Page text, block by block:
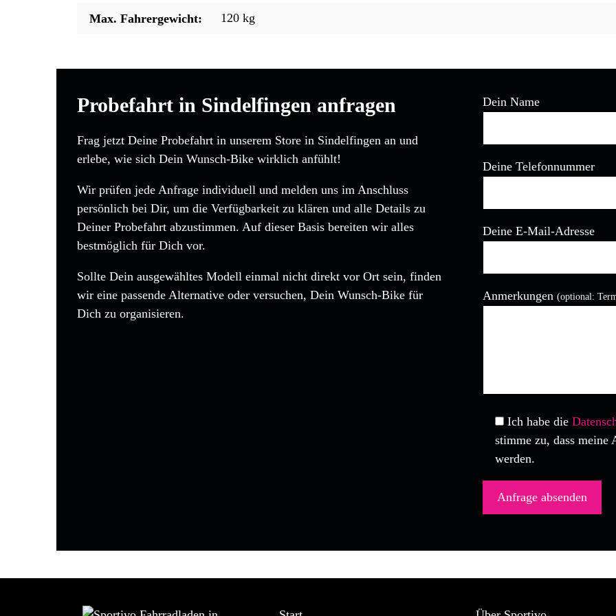
Max. Fahrergewicht: 120 kg
Probefahrt in Sindelfingen anfragen
Frag jetzt Deine Probefahrt in unserem Store in Sindelfingen an und
erlebe, wie sich Dein Wunsch-Bike wirklich anfühlt!
Wir prüfen jede Anfrage individuell und melden uns im Anschluss
persönlich bei Dir, um die Verfügbarkeit zu klären und alle Details zu
Deiner Probefahrt abzustimmen. Auf dieser Basis bereiten wir alles
bestmöglich für Dich vor.
Sollte Dein ausgewähltes Modell einmal nicht direkt vor Ort sein, finden
wir eine passende Alternative oder versuchen, Dein Wunsch-Bike für
Dich zu organisieren.
Dein Name
Deine Telefonnummer
Deine E-Mail-Adresse
Bitte lasse dieses Feld
Anmerkungen (optional:
Ich habe die
stimme zu, dass meine
werden.